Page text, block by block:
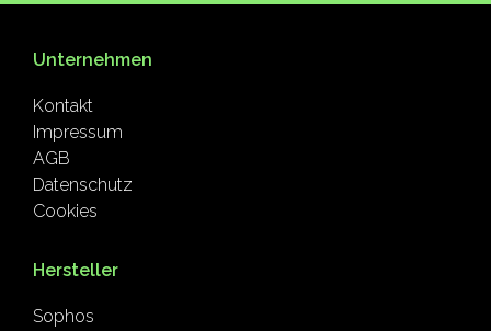
Unternehmen
Kontakt
Impressum
AGB
Datenschutz
Cookies
Hersteller
Sophos